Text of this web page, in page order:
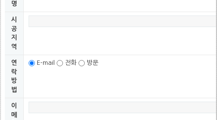
  o 보존 기간 : 3년
ㅁ 법률 근거
o 계약 또는 청약철회 등에 관한 기록 : 5년 (전자상거래등에서의 소비자보호에
o 대금결제 및 재화 등의 공급에 관한 기록 : 5년 (전자상거래등에서의 소비자
명
시
공
지
역
연
락
방
법
E-mail 전화 방문
이
메